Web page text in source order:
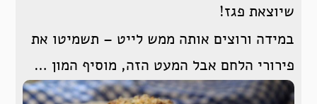
שיוצאת פגז!
במידה ורוצים אותה ממש לייט – תשמיטו את
פירורי הלחם אבל המעט הזה, מוסיף המון …